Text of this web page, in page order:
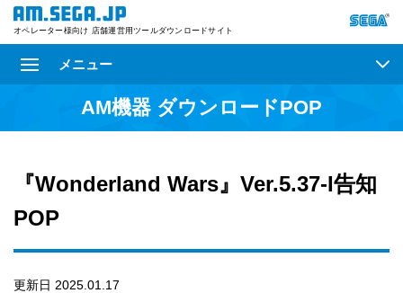
オペレーター様向け 店舗運営用ツールダウンロードサイト
メニュー
AM機器 ダウンロードPOP
『Wonderland Wars』Ver.5.37-I告知
POP
更新日 2025.01.17